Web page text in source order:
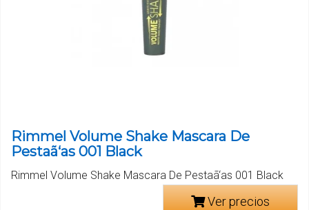
Rimmel Volume Shake Mascara De
Pestaã‘as 001 Black
Rimmel Volume Shake Mascara De Pestaã‘as 001 Black
Ver precios